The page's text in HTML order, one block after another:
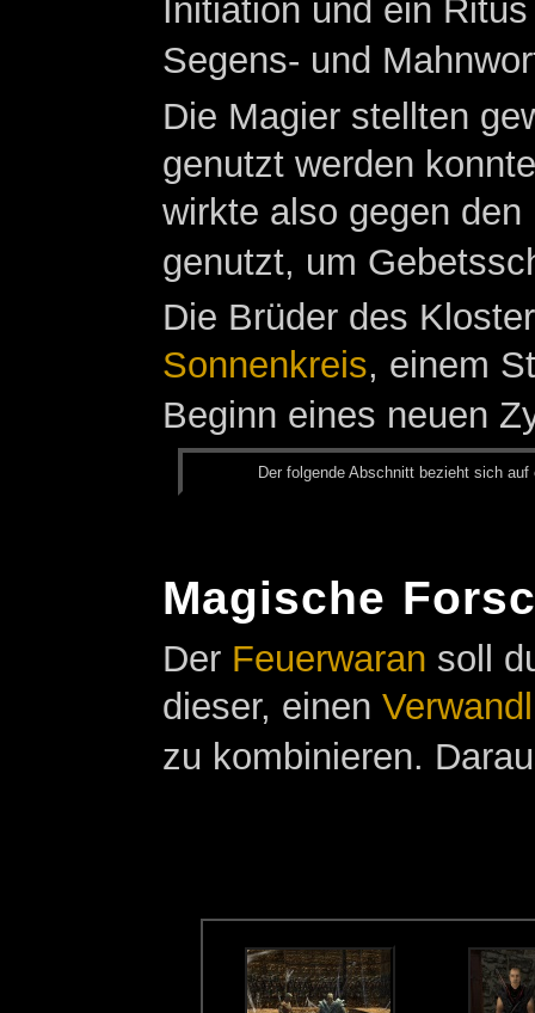
Initiation und ein
Segens- und
Die Magier stellten
genutzt werden
wirkte also gegen
genutzt, um
Die Brüder des
Sonnenkreis, einem
Beginn eines neuen
Der fol­gen­de Ab­schnitt be­zieht sich
Magische
Der Feuerwaran soll
dieser, einen
zu kombinieren.